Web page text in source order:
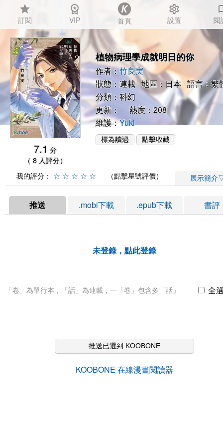
star
訂閱
workspace_premium
VIP 首頁
settings
設置 閱
7.1 分
（ 8 人評分）
植物病理學成就明日的你
作者：竹良実
狀態：連載 地區：日本 語言：繁
分類：科幻
更新： 熱度：208
維護：Yuki
我的評分： ☆ ☆ ☆ ☆ ☆ （點擊星號評價） 展示簡介
推送 .mobi下載 .epub下載 書評
未登錄，點此登錄
「卷」為單行本，「話」為連載，一「卷」包含多「話」 全
推送已選到 KOOBONE
KOOBONE 在線漫畫閱讀器